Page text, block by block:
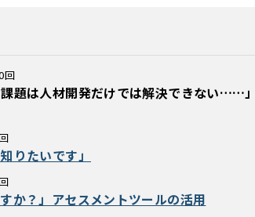
回
課題は人材開発だけでは解決できない……
りたいです」
か？」アセスメントツールの活用